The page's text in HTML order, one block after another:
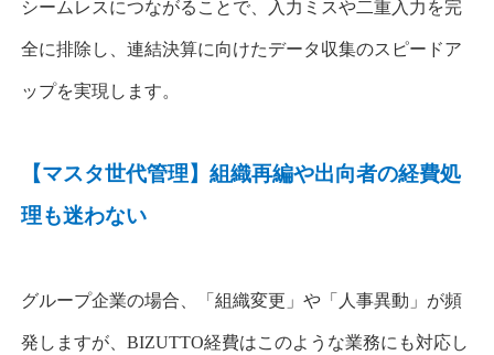
シームレスにつながることで、 入力ミスや二重入力を完
全に排除し、連結決算に向けたデータ収集のスピードア
ップを実現します。
【マスタ世代管理】組織再編や出向者の経費処
理も迷わない
グループ企業の場合、「組織変更」や「人事異動」が頻
発しますが、BIZUTTO経費はこのような業務にも対応し